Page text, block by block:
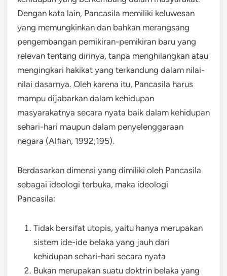
Dengan kata lain, Pancasila memiliki keluwesan
yang memungkinkan dan bahkan merangsang
pengembangan pemikiran-pemikiran baru yang
relevan tentang dirinya, tanpa menghilangkan atau
mengingkari hakikat yang terkandung dalam nilai-
nilai dasarnya. Oleh karena itu, Pancasila harus
mampu dijabarkan dalam kehidupan
masyarakatnya secara nyata baik dalam kehidupan
sehari-hari maupun dalam penyelenggaraan
negara (Alfian, 1992;195).
Berdasarkan dimensi yang dimiliki oleh Pancasila
sebagai ideologi terbuka, maka ideologi
Pancasila:
Tidak bersifat utopis, yaitu hanya merupakan
sistem ide-ide belaka yang jauh dari
kehidupan sehari-hari secara nyata
Bukan merupakan suatu doktrin belaka yang